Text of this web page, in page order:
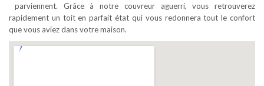
parviennent. Grâce à notre couvreur aguerri, vous retrouverez
rapidement un toit en parfait état qui vous redonnera tout le confort
que vous aviez dans votre maison.